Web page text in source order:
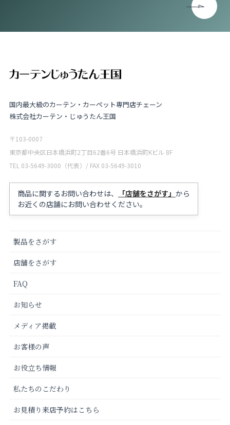
国内最大級のカーテン・カーペット専門店チェーン
株式会社カーテン・じゅうたん王国
〒103-0007
東京都中央区日本橋浜町2丁目62番6号 日本橋浜町Kビル 8F
TEL 03-5649-3000（代表）/ FAX 03-5649-3010
商品に関するお問い合わせは、 「店舗をさがす」 から
お近くの店舗にお問い合わせください。
製品をさがす
店舗をさがす
FAQ
お知らせ
メディア掲載
お客様の声
お役立ち情報
私たちのこだわり
お見積り来店予約はこちら